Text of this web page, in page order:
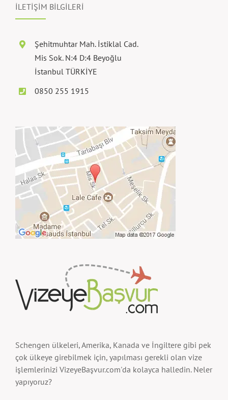
İLETİŞİM BİLGİLERİ
Şehitmuhtar Mah. İstiklal Cad.
Mis Sok. N:4 D:4 Beyoğlu
İstanbul TÜRKİYE
0850 255 1915
Schengen ülkeleri, Amerika, Kanada ve İngiltere gibi pek
çok ülkeye girebilmek için, yapılması gerekli olan vize
işlemlerinizi VizeyeBaşvur.com'da kolayca halledin. Neler
yapıyoruz?